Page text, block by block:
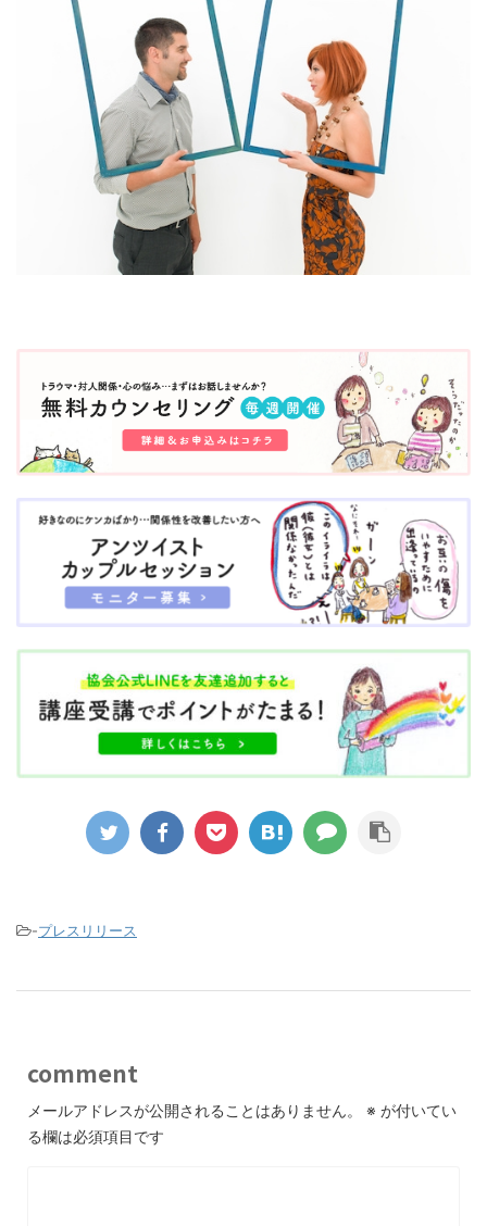
-プレスリリース
comment
メールアドレスが公開されることはありません。 ※ が付いてい
る欄は必須項目です